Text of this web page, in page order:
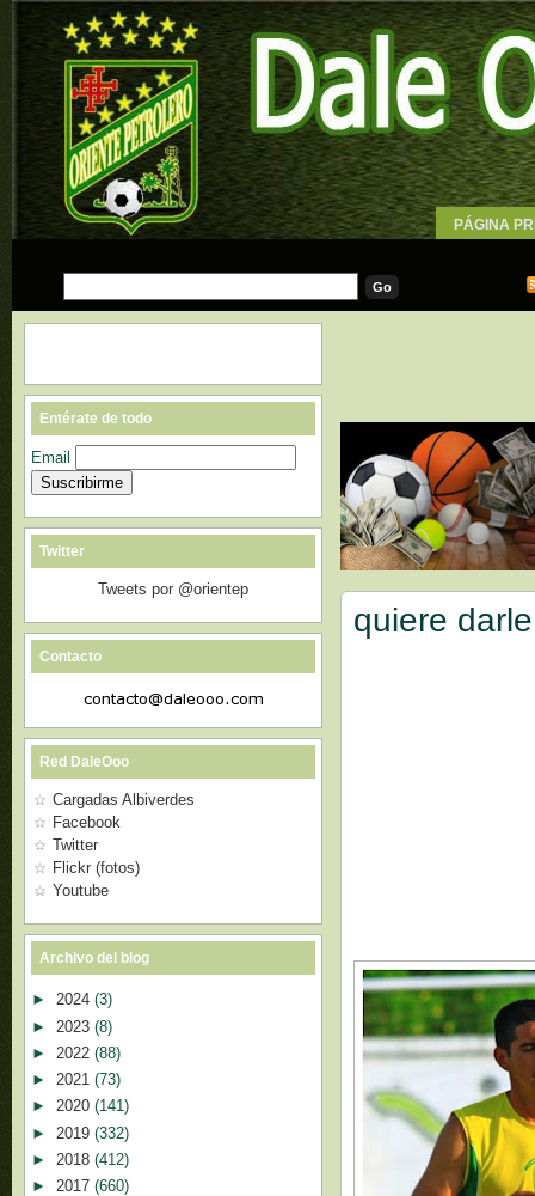
PÁGINA
quiere
Entérate de todo
Email
Twitter
Tweets por @orientep
Contacto
Red DaleOoo
Cargadas Albiverdes
Facebook
Twitter
Flickr (fotos)
Youtube
Archivo del blog
► 2024 (3)
► 2023 (8)
► 2022 (88)
► 2021 (73)
► 2020 (141)
► 2019 (332)
► 2018 (412)
► 2017 (660)